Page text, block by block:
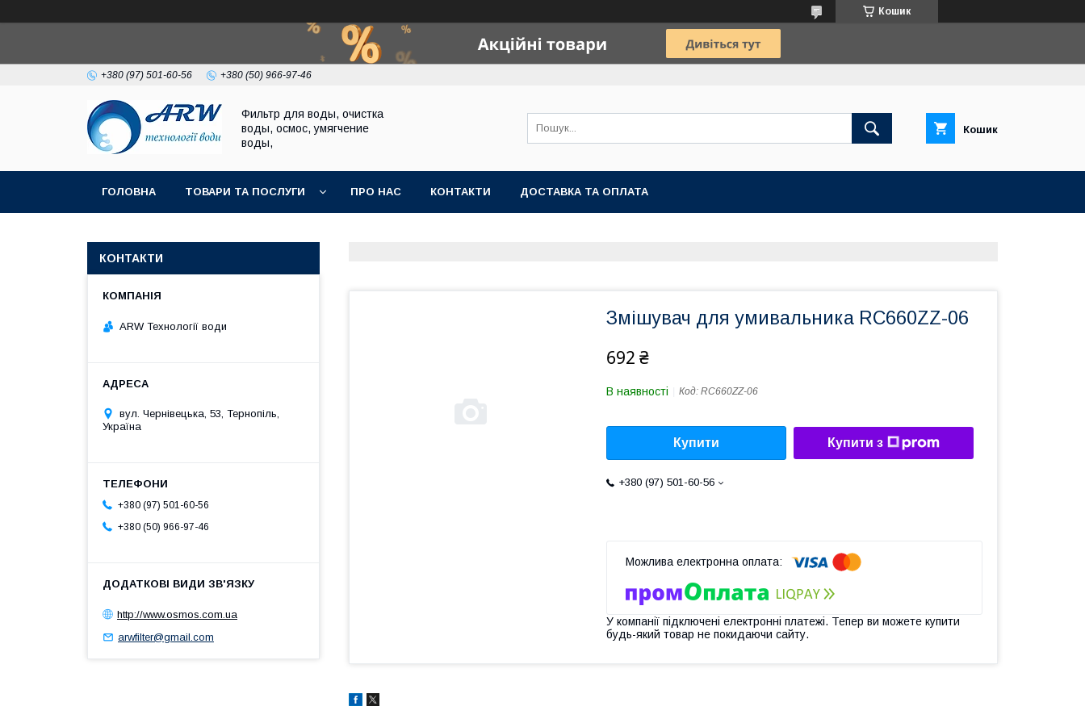
Кошик
+380 (97) 501-60-56 +380 (50) 966-97-46
Фильтр для воды, очистка
воды, осмос, умягчение
воды,
Кошик
ГОЛОВНА ТОВАРИ ТА ПОСЛУГИ ПРО НАС КОНТАКТИ ДОСТАВКА ТА ОПЛАТА
Змішувач для умивальника RC660ZZ-06
692 ₴
В наявності Код: RC660ZZ-06
Купити Купити з
+380 (97) 501-60-56
У компанії підключені електронні платежі. Тепер ви можете купити
будь-який товар не покидаючи сайту.
КОНТАКТИ
ARW Технології води
вул. Чернівецька, 53, Тернопіль,
Україна
+380 (97) 501-60-56
+380 (50) 966-97-46
http://www.osmos.com.ua
arwfilter@gmail.com